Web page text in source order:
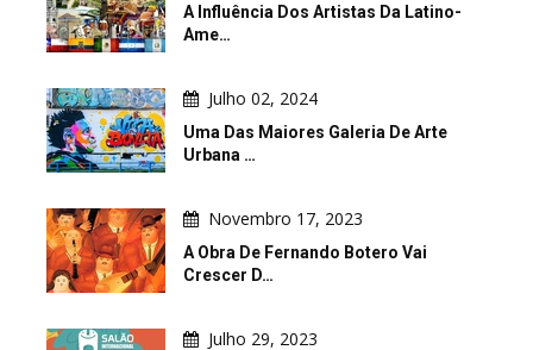
A Influência Dos Artistas Da Latino-
Ame…
Julho 02, 2024
Uma Das Maiores Galeria De Arte
Urbana …
Novembro 17, 2023
A Obra De Fernando Botero Vai
Crescer D…
Julho 29, 2023